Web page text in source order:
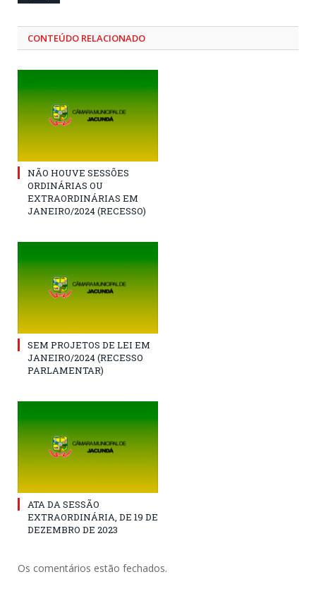
CONTEÚDO RELACIONADO
NÃO HOUVE SESSÕES
ORDINÁRIAS OU
EXTRAORDINÁRIAS EM
JANEIRO/2024 (RECESSO)
SEM PROJETOS DE LEI EM
JANEIRO/2024 (RECESSO
PARLAMENTAR)
ATA DA SESSÃO
EXTRAORDINÁRIA, DE 19 DE
DEZEMBRO DE 2023
Os comentários estão fechados.